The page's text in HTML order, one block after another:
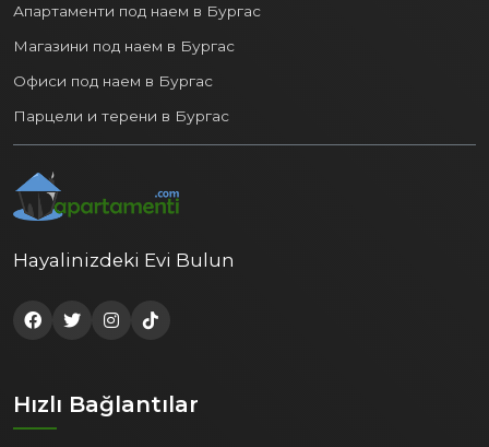
Апартаменти под наем в Бургас
Магазини под наем в Бургас
Офиси под наем в Бургас
Парцели и терени в Бургас
Hayalinizdeki Evi Bulun
Hızlı Bağlantılar